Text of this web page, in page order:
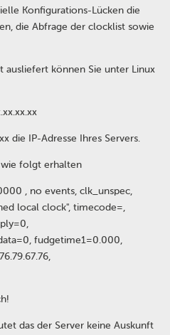
Konfigurations-Lücken die
die Abfrage der clocklist sowie
ausliefert können Sie unter Linux
die IP-Adresse Ihres Servers.
folgt erhalten
, no events, clk_unspec,
local clock", timecode=,
fudgetime1=0.000,
das der Server keine Auskunft